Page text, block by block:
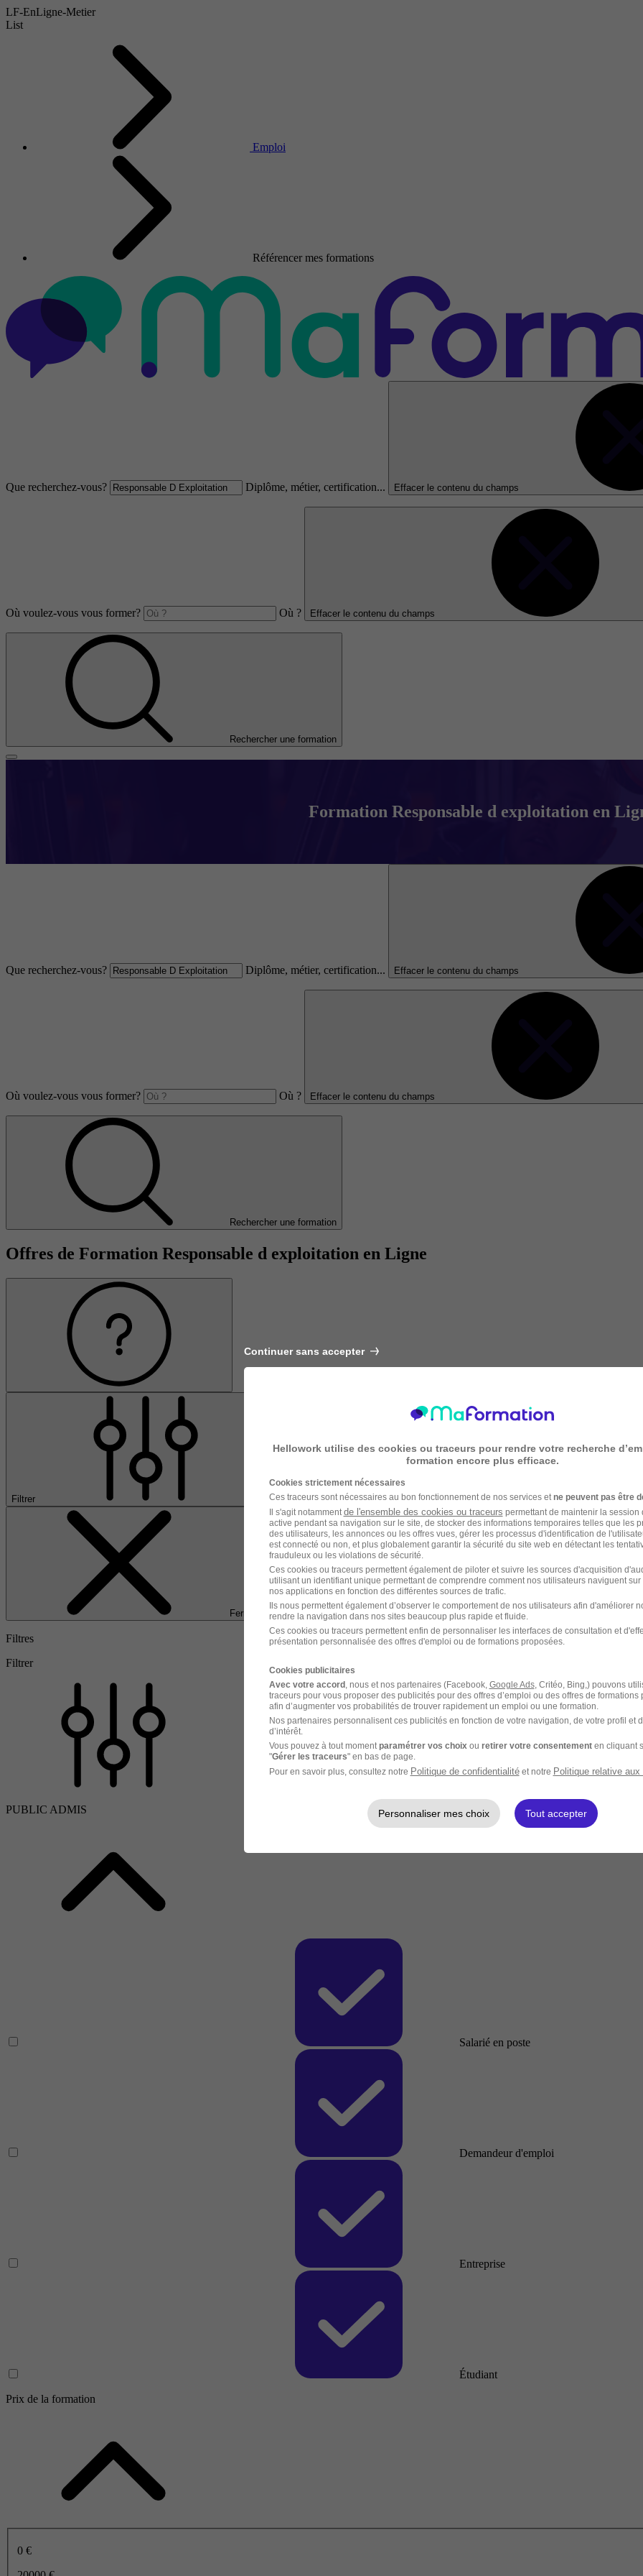
LF-EnLigne-Metier
List
Emploi
Référencer mes formations
Que recherchez-vous? Diplôme, métier, certification... Effacer le contenu du champs
Où voulez-vous vous former? Où ? Effacer le contenu du champs
Rechercher une formation
Formation Responsable d exploitation en
Que recherchez-vous? Diplôme, métier, certification... Effacer le contenu du champs
Où voulez-vous vous former? Où ? Effacer le contenu du champs
Rechercher une formation
Offres de Formation Responsable d exploitation en Ligne
Filtrer
Fermer
Filtres
Filtrer
PUBLIC ADMIS
Salarié en poste
Demandeur d'emploi
Entreprise
Étudiant
Prix de la formation
0 €
Continuer sans accepter
Hellowork utilise des cookies ou traceurs pour rendre votre recherche
formation encore plus efficace.
Cookies strictement nécessaires
Ces traceurs sont nécessaires au bon fonctionnement de nos services et ne peuvent pas être
Il s'agit notamment de l'ensemble des cookies ou traceurs permettant de maintenir la session
active pendant sa navigation sur le site, de stocker des informations temporaires telles que les
des utilisateurs, les annonces ou les offres vues, gérer les processus d'identification de
est connecté ou non, et plus globalement garantir la sécurité du site web en détectant les
frauduleux ou les violations de sécurité.
Ces cookies ou traceurs permettent également de piloter et suivre les sources d'acquisition
utilisant un identifiant unique permettant de comprendre comment nos utilisateurs naviguent sur
nos applications en fonction des différentes sources de trafic.
Ils nous permettent également d’observer le comportement de nos utilisateurs afin d'améliorer
rendre la navigation dans nos sites beaucoup plus rapide et fluide.
Ces cookies ou traceurs permettent enfin de personnaliser les interfaces de consultation et
présentation personnalisée des offres d'emploi ou de formations proposées.
Cookies publicitaires
Avec votre accord, nous et nos partenaires (Facebook, Google Ads, Critéo, Bing,) pouvons
traceurs pour vous proposer des publicités pour des offres d’emploi ou des offres de formations
afin d’augmenter vos probabilités de trouver rapidement un emploi ou une formation.
Nos partenaires personnalisent ces publicités en fonction de votre navigation, de votre profil et
d’intérêt.
Vous pouvez à tout moment paramétrer vos choix ou retirer votre consentementen cliquant
"Gérer les traceurs" en bas de page.
Pour en savoir plus, consultez notre Politique de confidentialitéet notre Politique relative aux
Personnaliser mes choix Tout accepter